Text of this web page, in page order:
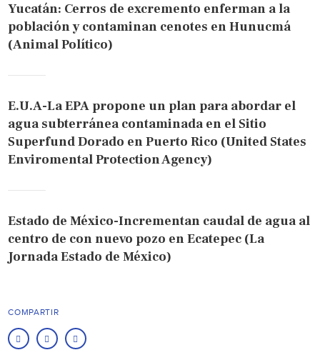
Yucatán: Cerros de excremento enferman a la
población y contaminan cenotes en Hunucmá
(Animal Político)
E.U.A-La EPA propone un plan para abordar el
agua subterránea contaminada en el Sitio
Superfund Dorado en Puerto Rico (United States
Enviromental Protection Agency)
Estado de México-Incrementan caudal de agua al
centro de con nuevo pozo en Ecatepec (La
Jornada Estado de México)
COMPARTIR